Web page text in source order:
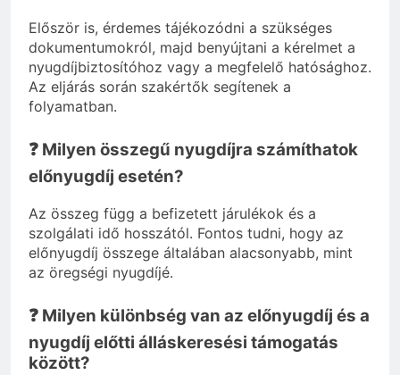
Először is, érdemes tájékozódni a szükséges
dokumentumokról, majd benyújtani a kérelmet a
nyugdíjbiztosítóhoz vagy a megfelelő hatósághoz.
Az eljárás során szakértők segítenek a
folyamatban.
❓ Milyen összegű nyugdíjra számíthatok
előnyugdíj esetén?
Az összeg függ a befizetett járulékok és a
szolgálati idő hosszától. Fontos tudni, hogy az
előnyugdíj összege általában alacsonyabb, mint
az öregségi nyugdíjé.
❓ Milyen különbség van az előnyugdíj és a
nyugdíj előtti álláskeresési támogatás
között?